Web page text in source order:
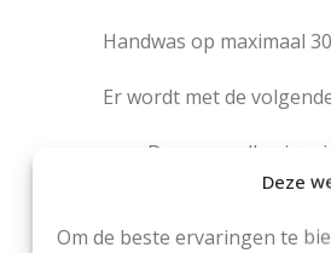
Deze
Om de beste ervaringen te
Handwas op maximaal
Er wordt met de
Drops
De gebruikte steken: